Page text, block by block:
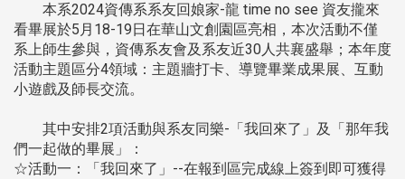
本系2024資傳系系友回娘家-龍 time no see 資友攏來
看畢展於5月18-19日在華山文創園區亮相，本次活動不僅
系上師生參與，資傳系友會及系友近30人共襄盛舉；本年度
活動主題區分4領域：主題牆打卡、導覽畢業成果展、互動
小遊戲及師長交流。
其中安排2項活動與系友同樂-「我回來了」及「那年我
們一起做的畢展」：
☆活動一：「我回來了」--在報到區完成線上簽到即可獲得